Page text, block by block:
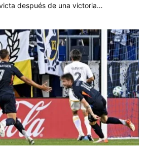
después de una victoria…